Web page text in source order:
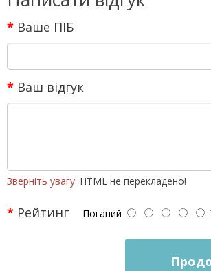
Ваше ПІБ
Ваш відгук
Зверніть увагу: HTML не перекладено!
Рейтинг Поганий